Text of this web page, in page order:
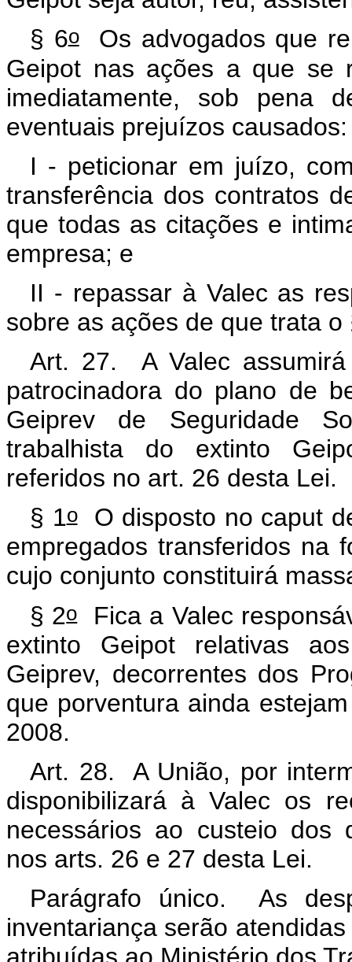
§ 6oOs advogados que
Geipot nas ações a que se
imediatamente, sob pena
eventuais prejuízos causados:
I - peticionar em juízo,
transferência dos contratos
que todas as citações e
empresa; e
II - repassar à Valec as
sobre as ações de que trata o
Art. 27. A Valec
patrocinadora do plano de
Geiprev de Seguridade
trabalhista do extinto
referidos no art. 26 desta Lei.
§ 1oO disposto no caput
empregados transferidos na
cujo conjunto constituirá
§ 2oFica a Valec
extinto Geipot relativas
Geiprev, decorrentes dos
que porventura ainda
2008.
Art. 28. A União, por
disponibilizará à Valec os
necessários ao custeio dos
nos arts. 26 e 27 desta Lei.
Parágrafo único. As
inventariança serão
atribuídas ao Ministério dos